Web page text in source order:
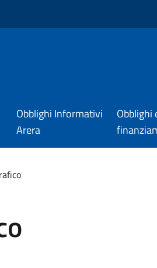
Obblighi Informativi
Arera
Obblighi